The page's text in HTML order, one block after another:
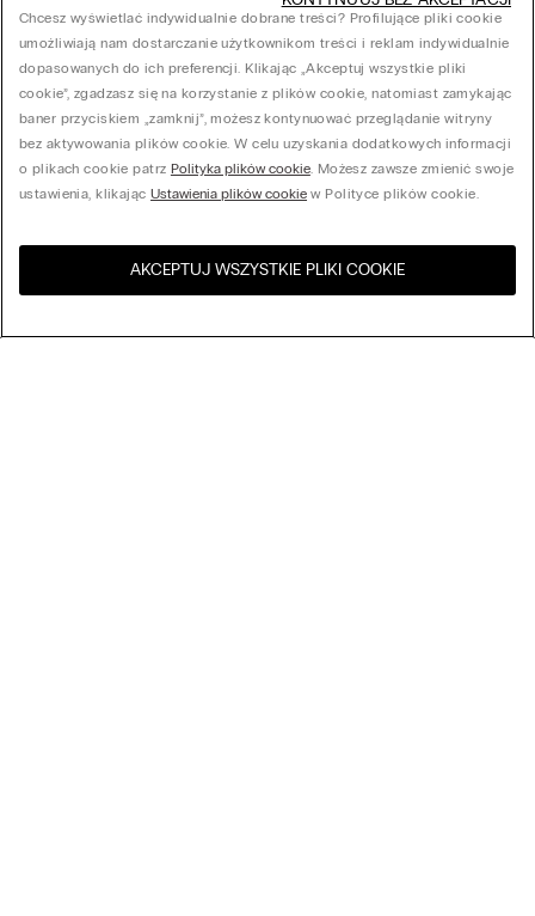
United States
Chcesz wyświetlać indywidualnie dobrane treści? Profilujące pliki cookie
umożliwiają nam dostarczanie użytkownikom treści i reklam indywidualnie
dopasowanych do ich preferencji. Klikając „Akceptuj wszystkie pliki
cookie”, zgadzasz się na korzystanie z plików cookie, natomiast zamykając
baner przyciskiem „zamknij”, możesz kontynuować przeglądanie witryny
bez aktywowania plików cookie. W celu uzyskania dodatkowych informacji
o plikach cookie patrz Polityka plików cookie. Możesz zawsze zmienić swoje
ustawienia, klikającUstawienia plików cookie w Polityce plików cookie.
AKCEPTUJ WSZYSTKIE PLIKI COOKIE